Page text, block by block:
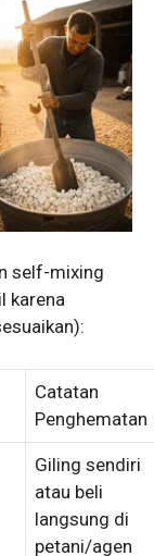
self-mixing
karena
Catatan
Penghematan
Giling sendiri
atau beli
langsung di
petani/agen